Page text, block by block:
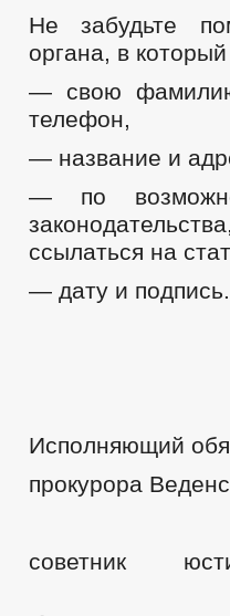
Не забудьте
органа, в
— свою
телефон,
— название и
— по
ссылаться на
— дату и подпись.
Исполняющий
прокурора
З.В.